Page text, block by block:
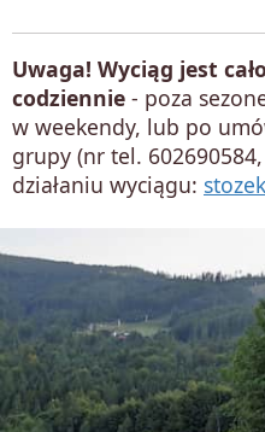
Uwaga! Wyciąg jest
codziennie - poza
w weekendy, lub po
grupy (nr tel.
działaniu wyciągu: